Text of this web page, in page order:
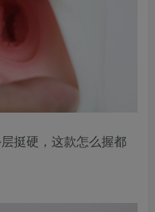
挺硬，这款怎么握都